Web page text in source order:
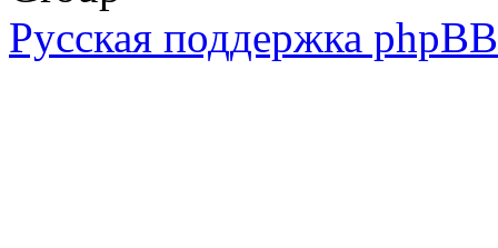
Русская поддержка phpBB